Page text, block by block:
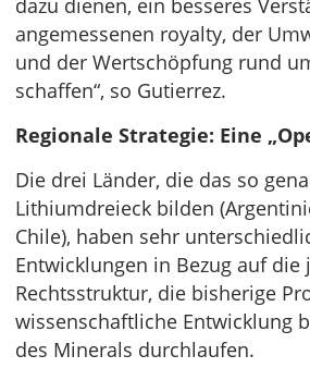
dazu dienen, ein besseres
angemessenen royalty, der
und der Wertschöpfung rund
schaffen“, so Gutierrez.
Regionale Strategie: Eine
Die drei Länder, die das so
Lithiumdreieck bilden
Chile), haben sehr
Entwicklungen in Bezug auf die
Rechtsstruktur, die bisherige
wissenschaftliche Entwicklung
des Minerals durchlaufen.